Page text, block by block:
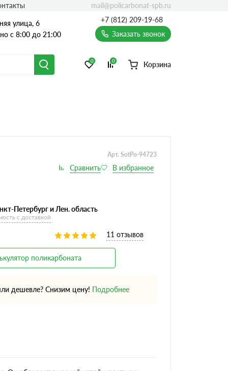
улица, 6
с 8:00 до 21:00
+7 (812) 209-19-68
Заказать звонок
0 0 Корзина
mail@policarbonat-spb.ru
Арт. SotPo-94723
Петербург и Лен. область
с доставкой
11 отзывов
поликарбоната
дешевле? Снизим цену! Подробнее